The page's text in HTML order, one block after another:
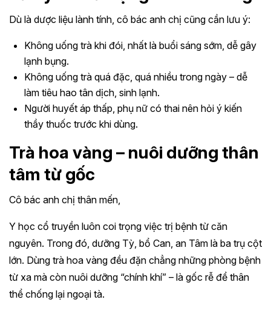
Dù là dược liệu lành tính, cô bác anh chị cũng cần lưu ý:
Không uống trà khi đói, nhất là buổi sáng sớm, dễ gây
lạnh bụng.
Không uống trà quá đặc, quá nhiều trong ngày – dễ
làm tiêu hao tân dịch, sinh lạnh.
Người huyết áp thấp, phụ nữ có thai nên hỏi ý kiến
thầy thuốc trước khi dùng.
Trà hoa vàng – nuôi dưỡng thân
tâm từ gốc
Cô bác anh chị thân mến,
Y học cổ truyền luôn coi trọng việc trị bệnh từ căn
nguyên. Trong đó, dưỡng Tỳ, bổ Can, an Tâm là ba trụ cột
lớn. Dùng trà hoa vàng đều đặn chẳng những phòng bệnh
từ xa mà còn nuôi dưỡng “chính khí” – là gốc rễ để thân
thể chống lại ngoại tà.